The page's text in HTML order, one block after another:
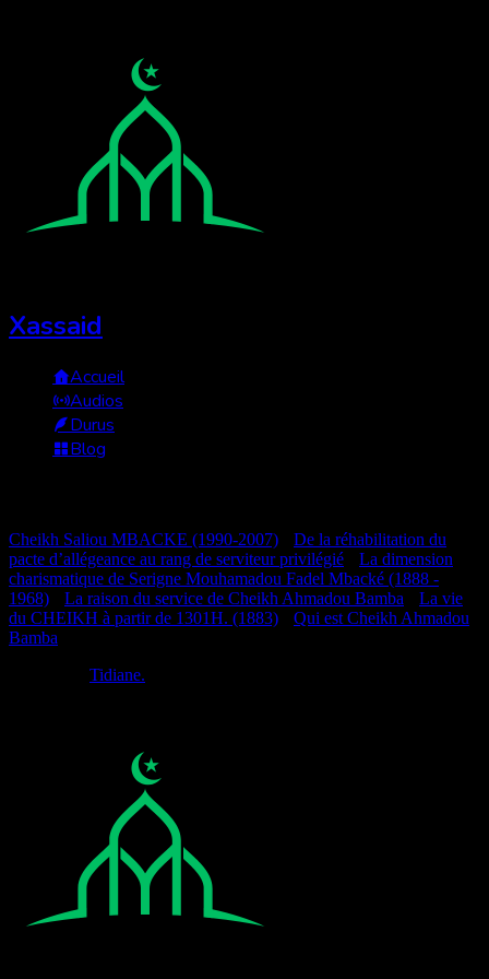
Xassaid
Accueil
Audios
Durus
Blog
Cheikh Saliou MBACKE (1990-2007)
De la réhabilitation du
pacte d’allégeance au rang de serviteur privilégié
La dimension
charismatique de Serigne Mouhamadou Fadel Mbacké (1888 -
1968)
La raison du service de Cheikh Ahmadou Bamba
La vie
du CHEIKH à partir de 1301H. (1883)
Qui est Cheikh Ahmadou
Bamba
Tidiane.